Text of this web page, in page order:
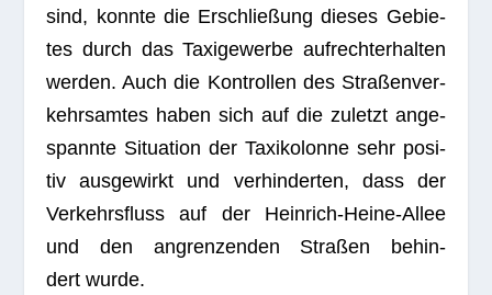
sind, konnte die Erschlie­ßung die­ses Gebie­
tes durch das Taxi­ge­werbe auf­recht­erhal­ten
wer­den. Auch die Kon­trol­len des Stra­ßen­ver­
kehrs­am­tes haben sich auf die zuletzt ange­
spannte Situa­tion der Taxi­ko­lonne sehr posi­
tiv aus­ge­wirkt und ver­hin­der­ten, dass der
Ver­kehrs­fluss auf der Hein­rich-Heine-Allee
und den angren­zen­den Stra­ßen behin­
dert wurde.